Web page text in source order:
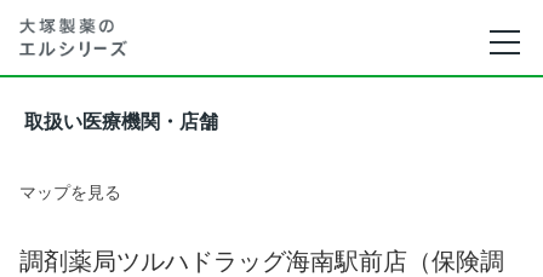
取扱い医療機関・店舗
マップを見る
調剤薬局ツルハドラッグ海南駅前店（保険調